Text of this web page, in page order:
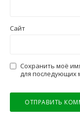
Сайт
Сохранить моё
для последующих